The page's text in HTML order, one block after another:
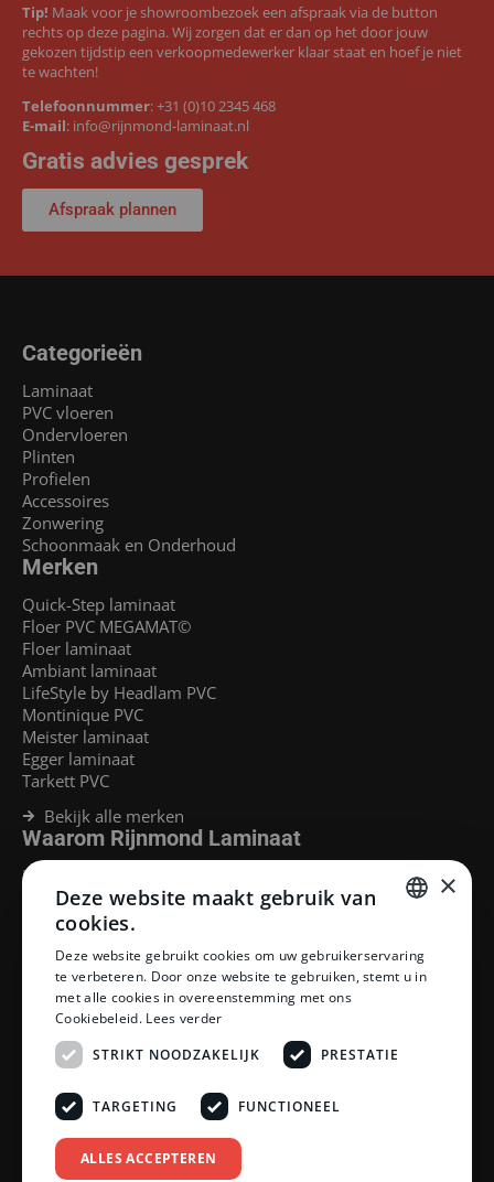
Tip! Maak voor je showroombezoek een afspraak via de button
rechts op deze pagina. Wij zorgen dat er dan op het door jouw
gekozen tijdstip een verkoopmedewerker klaar staat en hoef je niet
te wachten!
Telefoonnummer:+31 (0)10 2345 468
E-mail: info@rijnmond-laminaat.nl
Gratis advies gesprek
Afspraak plannen
Categorieën
Laminaat
PVC vloeren
Ondervloeren
Plinten
Profielen
Accessoires
Zonwering
Schoonmaak en Onderhoud
Merken
Quick-Step laminaat
Floer PVC MEGAMAT©
Floer laminaat
Ambiant laminaat
LifeStyle by Headlam PVC
Montinique PVC
Meister laminaat
Egger laminaat
Tarkett PVC
Bekijk alle merken
Waarom Rijnmond Laminaat
Legservice
Laminaat Capelle aan den Ijssel
Laminaat voor vloerverwarming
Klantenservice
Betaalmethoden
Openingstijden showroom
Afhalen en bezorgen
Retourprocedure
Veelgestelde vragen
Legservice
Neem contact op
Reviewpolicy
Privacy policy
DUTCH
×
Deze website maakt gebruik van
cookies.
Deze website gebruikt cookies om uw gebruikerservaring
te verbeteren. Door onze website te gebruiken, stemt u in
met alle cookies in overeenstemming met ons
Cookiebeleid. Lees verder
STRIKT NOODZAKELIJK
PRESTATIE
TARGETING FUNCTIONEEL
ALLES ACCEPTEREN